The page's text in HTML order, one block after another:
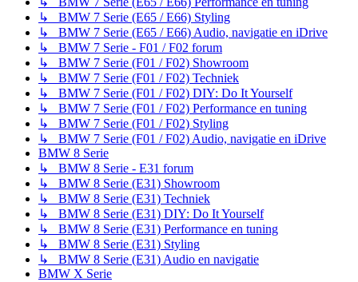
↳ BMW 7 Serie (E65 / E66) Styling
↳ BMW 7 Serie (E65 / E66) Audio, navigatie en iDrive
↳ BMW 7 Serie - F01 / F02 forum
↳ BMW 7 Serie (F01 / F02) Showroom
↳ BMW 7 Serie (F01 / F02) Techniek
↳ BMW 7 Serie (F01 / F02) DIY: Do It Yourself
↳ BMW 7 Serie (F01 / F02) Performance en tuning
↳ BMW 7 Serie (F01 / F02) Styling
↳ BMW 7 Serie (F01 / F02) Audio, navigatie en iDrive
BMW 8 Serie
↳ BMW 8 Serie - E31 forum
↳ BMW 8 Serie (E31) Showroom
↳ BMW 8 Serie (E31) Techniek
↳ BMW 8 Serie (E31) DIY: Do It Yourself
↳ BMW 8 Serie (E31) Performance en tuning
↳ BMW 8 Serie (E31) Styling
↳ BMW 8 Serie (E31) Audio en navigatie
BMW X Serie